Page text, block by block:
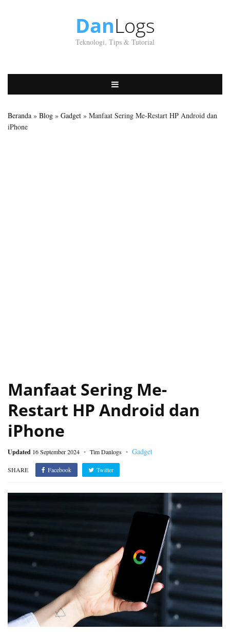
DanLogs
Teknologi, Tips & Tutorial
Beranda » Blog » Gadget » Manfaat Sering Me-Restart HP Android dan
iPhone
Manfaat Sering Me-
Restart HP Android dan
iPhone
Updated 16 September 2024 Tim Danlogs Gadget
SHARE Facebook Twitter